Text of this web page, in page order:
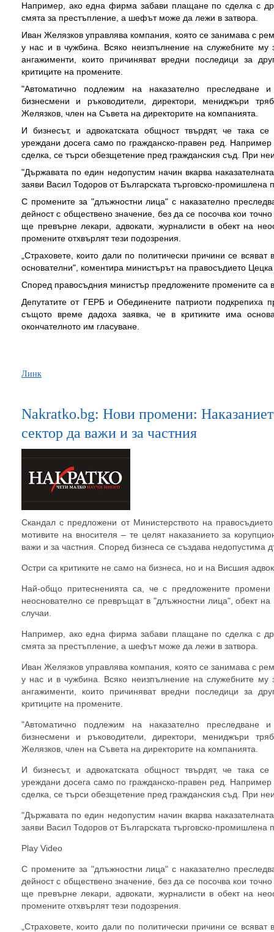
Например, ако една фирма забави плащане по сделка с
смята за престъпление, а шефът може да лежи в затвора.
Иван Желязков управлява компания, която се занимава с
у нас и в чужбина. Всяко неизпълнение на служебните му
ангажименти, които причиняват вредни последици за
критиците на промените.
"Автоматично подлежим на наказателно преследване
бизнесмени и ръководители, директори, мениджъри
Желязков, член на Съвета на директорите на компанията.
И бизнесът, и адвокатската общност твърдят, че така
уреждани досега само по гражданско-правен ред.
сделка, се търси обезщетение пред гражданския съд. При
"Държавата по един недопустим начин вкарва
заяви Васил Тодоров от Българската търговско-промишлена
С промените за "длъжностни лица" с наказателно
дейност с обществено значение, без да се посочва кои
ще превърне лекари, адвокати, журналисти в обект на
промените отхвърлят тези подозрения.
„Страховете, които дали по политически причини се
основателни", коментира министърът на правосъдието
Според правосъдния министър предложените промените са
Депутатите от ГЕРБ и Обединените патриоти подкрепиха
същото време дадоха заявка, че в критиките има
окончателното им гласуване.
Линк
Nakratko.bg: Нови промени:
сектор да важи и за частния
Скандал с предложени от Министерството на
мотивите на вносителя – те целят наказанието за
важи и за частния. Според бизнеса се създава
Остри са критиките не само на бизнеса, но и на Висшия
Най-общо притесненията са, че с предложените
неоснователно се превръщат в "длъжностни лица", обект
случаи.
Например, ако една фирма забави плащане по сделка с
смята за престъпление, а шефът може да лежи в затвора.
Иван Желязков управлява компания, която се занимава с
у нас и в чужбина. Всяко неизпълнение на служебните му
ангажименти, които причиняват вредни последици за
критиците на промените.
"Автоматично подлежим на наказателно преследване
бизнесмени и ръководители, директори, мениджъри
Желязков, член на Съвета на директорите на компанията.
И бизнесът, и адвокатската общност твърдят, че така
уреждани досега само по гражданско-правен ред.
сделка, се търси обезщетение пред гражданския съд. При
"Държавата по един недопустим начин вкарва
заяви Васил Тодоров от Българската търговско-промишлена
Play Video
С промените за "длъжностни лица" с наказателно
дейност с обществено значение, без да се посочва кои
ще превърне лекари, адвокати, журналисти в обект на
промените отхвърлят тези подозрения.
„Страховете, които дали по политически причини се